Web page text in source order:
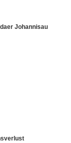
Johannisau